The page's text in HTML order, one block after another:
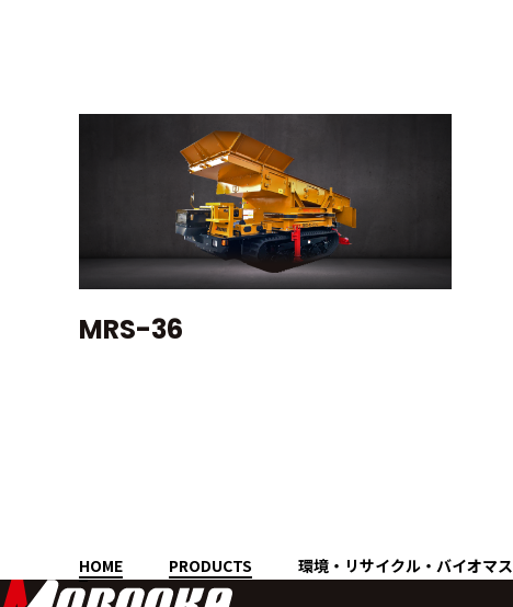
MRS-36
HOME PRODUCTS 環境・リサイクル・バイオマス